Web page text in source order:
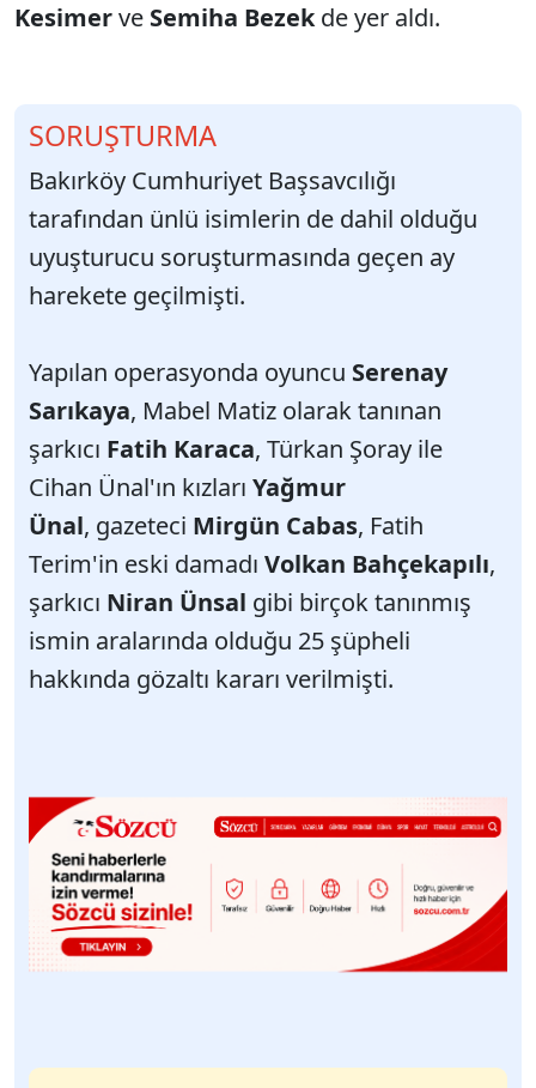
Kesimerve Semiha Bezekde yer aldı.
SORUŞTURMA
Bakırköy Cumhuriyet Başsavcılığı
tarafından ünlü isimlerin de dahil olduğu
uyuşturucu soruşturmasında geçen ay
harekete geçilmişti.
Yapılan operasyonda oyuncu Serenay
Sarıkaya, Mabel Matiz olarak tanınan
şarkıcı Fatih Karaca, Türkan Şoray ile
Cihan Ünal'ın kızları Yağmur
Ünal, gazeteci Mirgün Cabas, Fatih
Terim'in eski damadı Volkan Bahçekapılı,
şarkıcı Niran Ünsal gibi birçok tanınmış
ismin aralarında olduğu 25 şüpheli
hakkında gözaltı kararı verilmişti.